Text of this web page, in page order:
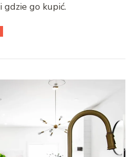
gdzie go kupić.